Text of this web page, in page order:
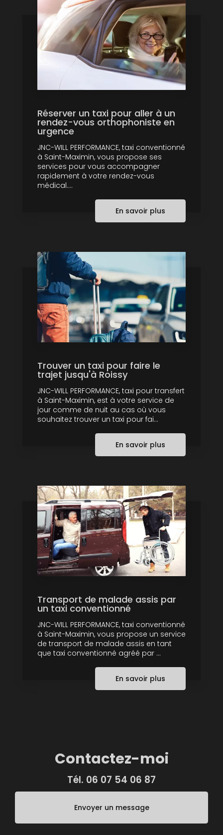
Réserver un taxi pour aller à un
rendez-vous orthophoniste en
urgence
JNC-WILL PERFORMANCE, taxi conventionné
à Saint-Maximin, vous propose ses
services pour vous accompagner
rapidement à votre rendez-vous
médical....
En savoir plus
Trouver un taxi pour faire le
trajet jusqu'à Roissy
JNC-WILL PERFORMANCE, taxi pour transfert
à Saint-Maximin, est à votre service de
jour comme de nuit au cas où vous
souhaitez trouver un taxi pour fai...
En savoir plus
Transport de malade assis par
un taxi conventionné
JNC-WILL PERFORMANCE, taxi conventionné
à Saint-Maximin, vous propose un service
de transport de malade assis en tant
que taxi conventionné agréé par ...
En savoir plus
Contactez-moi
Tél. 06 07 54 06 87
Envoyer un message